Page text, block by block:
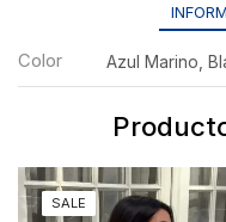
Color Azul Marino,
SALE